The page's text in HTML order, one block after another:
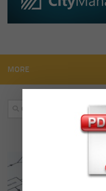
MORE
Caută